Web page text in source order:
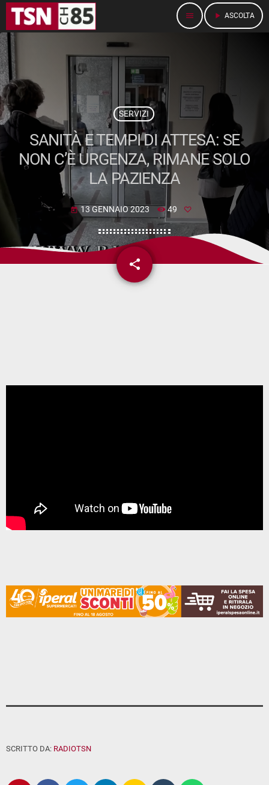
menu play_arrow ASCOLTA
SERVIZI
SANITÀ E TEMPI DI ATTESA: SE
NON C’È URGENZA, RIMANE SOLO
LA PAZIENZA
today 13 GENNAIO 2023 49
share
email
SCRITTO DA: RADIOTSN